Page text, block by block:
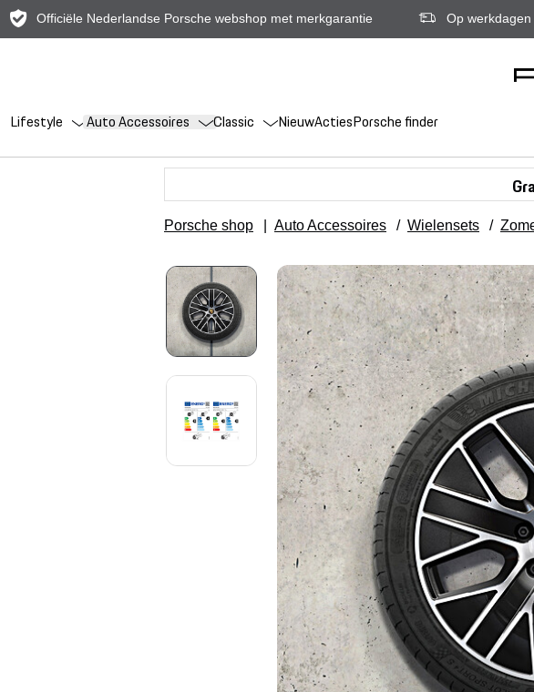
Officiële Nederlandse Porsche webshop met merkgarantie Op
Lifestyle Auto Accessoires Classic NieuwActiesPorsche finder
Porsche shop Auto Accessoires / Wielensets /